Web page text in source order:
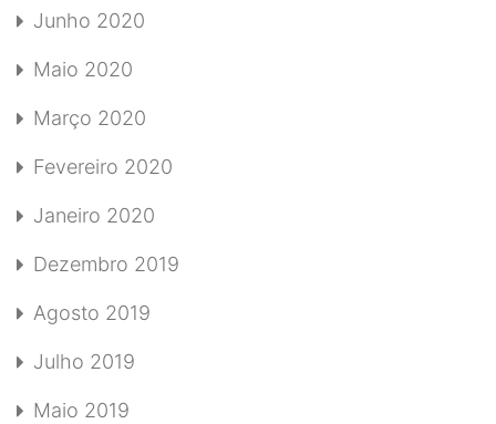
Junho 2020
Maio 2020
Março 2020
Fevereiro 2020
Janeiro 2020
Dezembro 2019
Agosto 2019
Julho 2019
Maio 2019